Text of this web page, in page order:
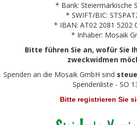
* Bank: Steiermärkische
* SWIFT/BIC:
* IBAN: AT02 2081 5202
* Inhaber: Mosaik
Bitte führen Sie an, wofür Sie
zweckwidmen
Spenden an die Mosaik GmbH sind
Spendenliste - SO
Bitte registrieren Sie